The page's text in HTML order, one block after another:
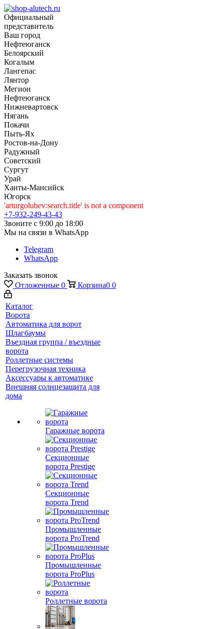
Официальный
представитель
Ваш город
Нефтеюганск
Белоярский
Когалым
Лангепас
Лянтор
Мегион
Нефтеюганск
Нижневартовск
Нягань
Покачи
Пыть-Ях
Рoстов-на-Дону
Радужный
Советский
Сургут
Урай
Ханты-Мансийск
Югорск
'arturgolubev:search.title' is not a component
+7-932-249-43-43
Звоните с 9:00 до 18:00
Мы на связи в WhatsApp
Telegram
WhatsApp
Заказать звонок
Отложенные 0 Корзина0 0
Каталог
Ворота
Автоматика для ворот
Шлагбаумы
Въездная группа / въездные
ворота
Роллетные системы
Перегрузочная техника
Аксессуары к автоматике
Внешняя солнцезащита для
дома
Гаражные ворота
Секционные
ворота Prestige
Секционные
ворота Trend
Промышленные
ворота ProTrend
Промышленные
ворота ProPlus
Роллетные ворота